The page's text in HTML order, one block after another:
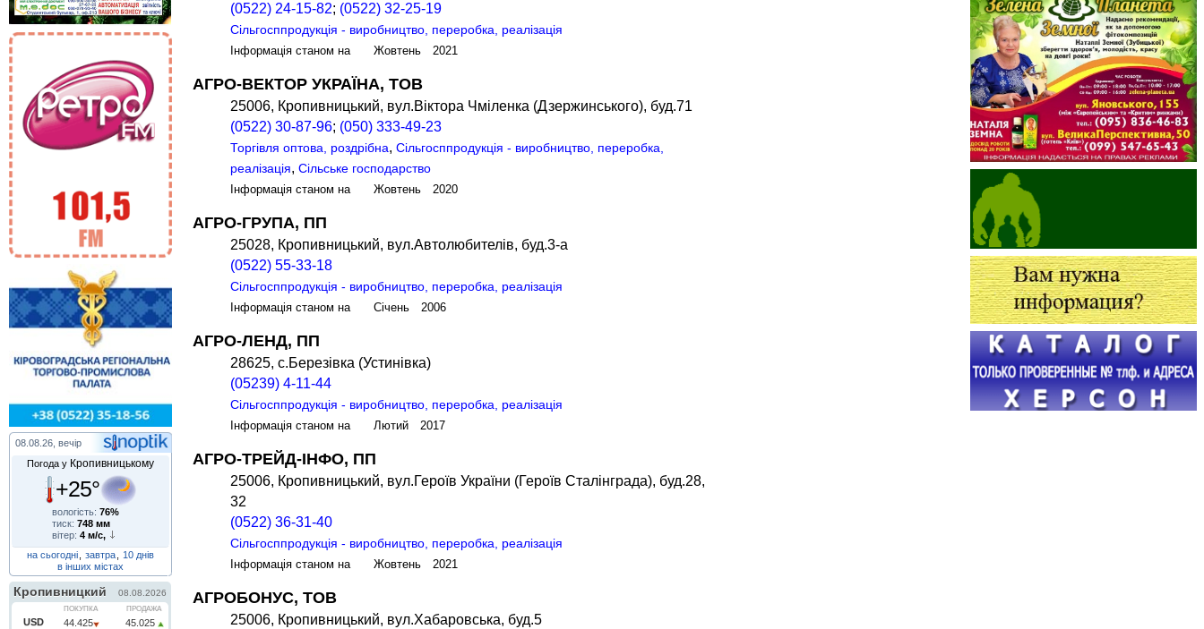
08.08.26, вечір
Погода у Кропивницькому
+25°
вологість:76%
тиск:748 мм
вітер:4 м/с,
на сьогодні
завтра
10 днів
в інших містах
(0522) 24-15-82; (0522) 32-25-19
Сільгосппродукція - виробництво, переробка, реалізація
Інформація станом на Жовтень 2021
АГРО-ВЕКТОР УКРАЇНА, ТОВ
25006, Кропивницький, вул.Віктора Чміленка (Дзержинського), буд.71
(0522) 30-87-96; (050) 333-49-23
Торгівля оптова, роздрібна,Сільгосппродукція - виробництво, переробка,
реалізація,Сільське господарство
Інформація станом на Жовтень 2020
АГРО-ГРУПА, ПП
25028, Кропивницький, вул.Автолюбителів, буд.3-а
(0522) 55-33-18
Сільгосппродукція - виробництво, переробка, реалізація
Інформація станом на Січень 2006
АГРО-ЛЕНД, ПП
28625, с.Березівка (Устинівка)
(05239) 4-11-44
Сільгосппродукція - виробництво, переробка, реалізація
Інформація станом на Лютий 2017
АГРО-ТРЕЙД-ІНФО, ПП
25006, Кропивницький, вул.Героїв України (Героїв Сталінграда), буд.28,
32
(0522) 36-31-40
Сільгосппродукція - виробництво, переробка, реалізація
Інформація станом на Жовтень 2021
АГРОБОНУС, ТОВ
25006, Кропивницький, вул.Хабаровська, буд.5